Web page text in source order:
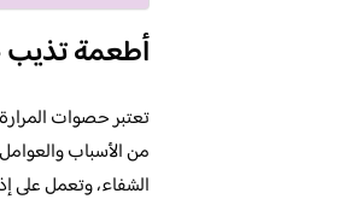
أطعمة تذيب
تعتبر حصوات
من الأسباب
الشفاء، وتعمل على